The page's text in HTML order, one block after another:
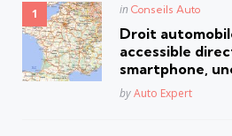
Posted
in Conseils Auto
Droit
accessible
smartphone,
Posted
byAuto Expert